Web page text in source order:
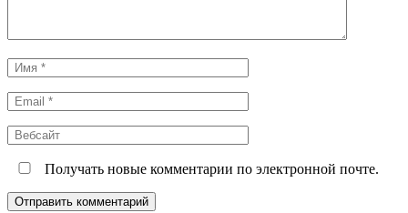
Имя
*
Email
*
Вебсайт
Получать новые комментарии по электронной почте.